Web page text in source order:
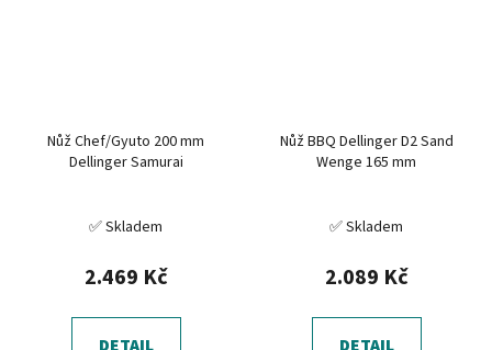
Nůž Chef/Gyuto 200 mm
Dellinger Samurai
✅ Skladem
2.469 Kč
Nůž BBQ Dellinger D2 Sand
Wenge 165 mm
✅ Skladem
2.089 Kč